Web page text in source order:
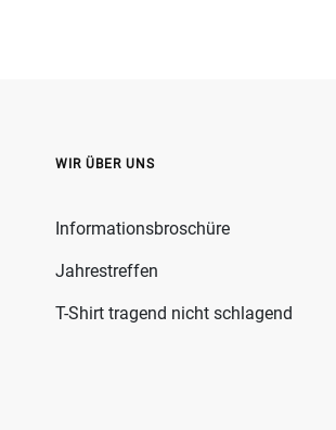
WIR ÜBER UNS
Informationsbroschüre
Jahrestreffen
T-Shirt tragend nicht schlagend